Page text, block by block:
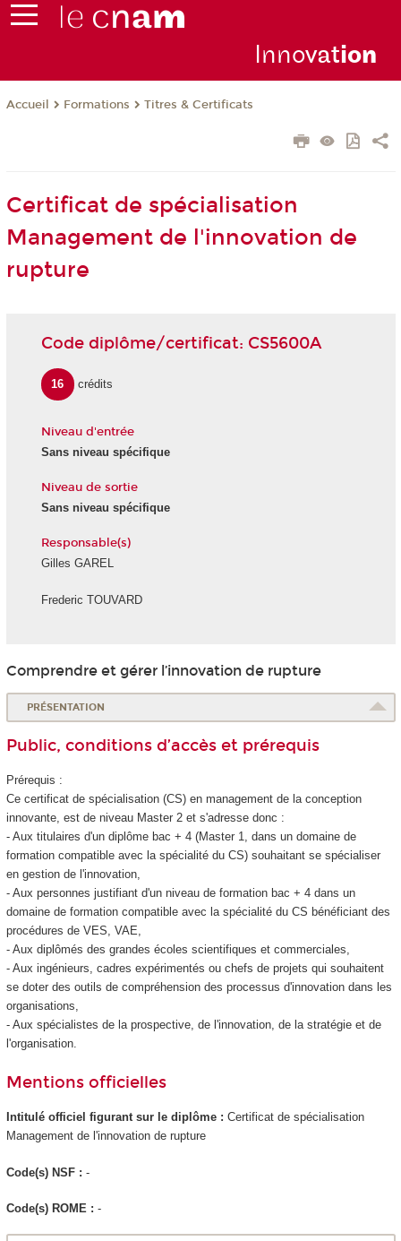
Innovation
Accueil Formations Titres & Certificats
Certificat de spécialisation
Management de l'innovation de
rupture
Code diplôme/certificat: CS5600A
16 crédits
Niveau d'entrée
Sans niveau spécifique
Niveau de sortie
Sans niveau spécifique
Responsable(s)
Gilles GAREL
Frederic TOUVARD
Comprendre et gérer l’innovation de rupture
PRÉSENTATION
Public, conditions d’accès et prérequis
Prérequis :
Ce certificat de spécialisation(CS) en management de la conception
innovante, est de niveau Master 2 et s'adresse donc :
- Aux titulaires d'un diplôme bac + 4 (Master 1, dans un domaine de
formation compatible avec la spécialité du CS) souhaitant se spécialiser
en gestion de l'innovation,
- Aux personnes justifiant d'un niveau de formation bac + 4 dans un
domaine de formation compatible avec la spécialité du CS bénéficiant des
procédures de VES, VAE,
- Aux diplômés des grandes écoles scientifiques et commerciales,
- Aux ingénieurs, cadres expérimentés ou chefs de projets qui souhaitent
se doter des outils de compréhension des processus d'innovation dans les
organisations,
- Aux spécialistes de la prospective, de l'innovation, de la stratégie et de
l'organisation.
Mentions officielles
Intitulé officiel figurant sur le diplôme : Certificat de spécialisation
Management de l'innovation de rupture
Code(s) NSF : -
Code(s) ROME : -